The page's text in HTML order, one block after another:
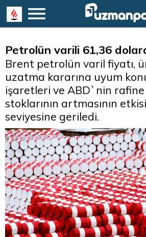
Petrolün varili 61,36
Brent petrolün varil fiyatı,
uzatma kararına uyum
işaretleri ve ABD`nin
stoklarının artmasının
seviyesine geriledi.